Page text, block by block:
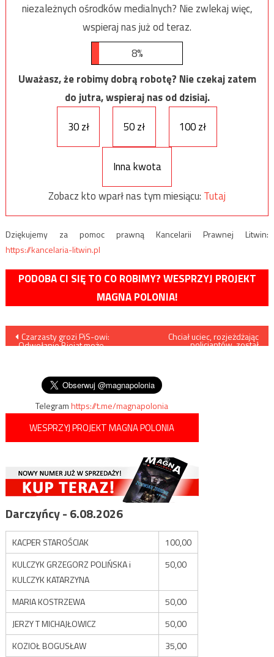
niezależnych ośrodków medialnych? Nie zwlekaj więc,
wspieraj nas już od teraz.
8%
Uważasz, że robimy dobrą robotę? Nie czekaj zatem
do jutra, wspieraj nas od dzisiaj.
30 zł
50 zł 100 zł
Inna kwota
Zobacz kto wparł nas tym miesiącu: Tutaj
Dziękujemy za pomoc prawną Kancelarii Prawnej Litwin:
https://kancelaria-litwin.pl
PODOBA CI SIĘ TO CO ROBIMY? WESPRZYJ PROJEKT
MAGNA POLONIA!
Nawigacja
Czarzasty grozi PiS-owi:
„Odwołanie Biejat może
Chciał uciec, rozjeżdżając
policjantów, został
Telegramhttps://t.me/magnapolonia
WESPRZYJ PROJEKT MAGNA POLONIA
Darczyńcy - 6.08.2026
KACPER STAROŚCIAK
100,00
KULCZYK GRZEGORZ POLIŃSKA i
KULCZYK KATARZYNA
50,00
MARIA KOSTRZEWA
50,00
JERZY T MICHAJŁOWICZ
50,00
KOZIOŁ BOGUSŁAW
35,00